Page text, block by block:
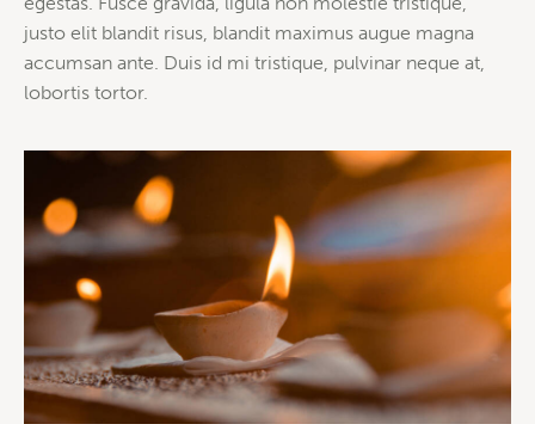
justo elit blandit risus, blandit maximus augue magna
accumsan ante. Duis id mi tristique, pulvinar neque at,
lobortis tortor.